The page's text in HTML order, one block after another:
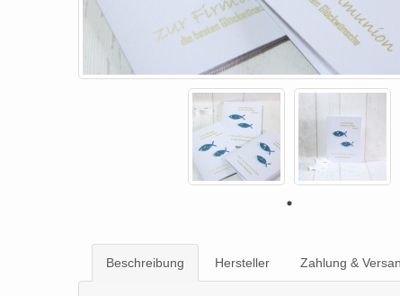
Beschreibung Hersteller Zahlung &